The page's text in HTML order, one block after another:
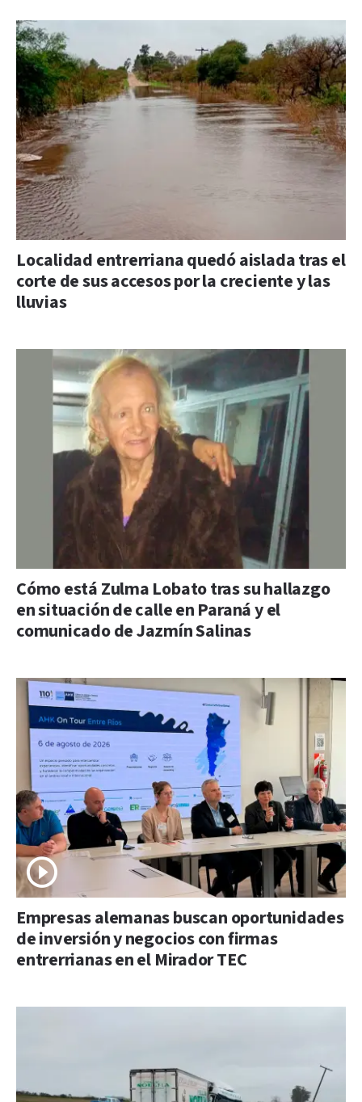
Localidad entrerriana quedó aislada tras el
corte de sus accesos por la creciente y las
lluvias
Cómo está Zulma Lobato tras su hallazgo
en situación de calle en Paraná y el
comunicado de Jazmín Salinas
Empresas alemanas buscan oportunidades
de inversión y negocios con firmas
entrerrianas en el Mirador TEC